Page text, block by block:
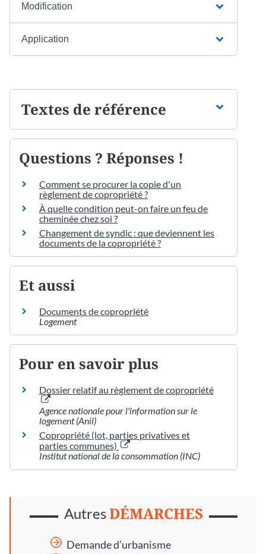
Modification
Application
Textes de référence
Questions ? Réponses !
Comment se procurer la copie d'un
règlement de copropriété ?
À quelle condition peut-on faire un feu de
cheminée chez soi ?
Changement de syndic : que deviennent les
documents de la copropriété ?
Et aussi
Documents de copropriété
Logement
Pour en savoir plus
Dossier relatif au règlement de copropriété
Agence nationale pour l'information sur le
logement (Anil)
Copropriété (lot, parties privatives et
parties communes)
Institut national de la consommation (INC)
AutresDÉMARCHES
Demande d’urbanisme